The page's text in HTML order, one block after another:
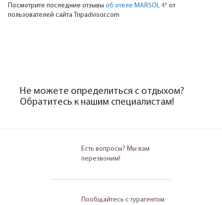
Посмотрите последние отзывы об отеле MARSOL 4* от
пользователей сайта Tripadvisor.com
Не можете определиться с отдыхом?
Обратитесь к нашим специалистам!
Есть вопросы? Мы вам
перезвоним!
Пообщайтесь с турагентом